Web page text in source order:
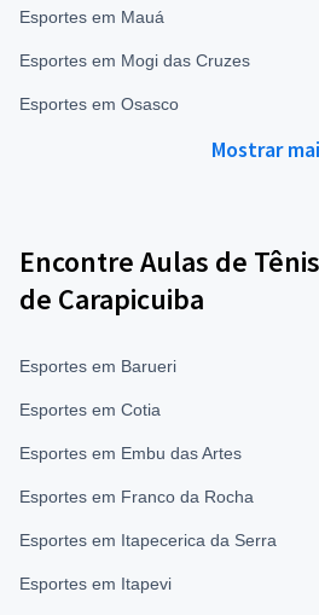
Esportes em Mauá
Esportes em Mogi das Cruzes
Esportes em Osasco
Mostrar
Encontre Aulas de
de Carapicuiba
Esportes em Barueri
Esportes em Cotia
Esportes em Embu das Artes
Esportes em Franco da Rocha
Esportes em Itapecerica da Serra
Esportes em Itapevi